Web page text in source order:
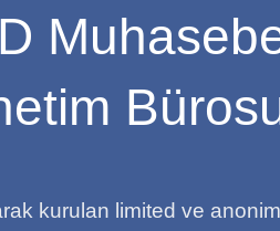
kurulan limited ve